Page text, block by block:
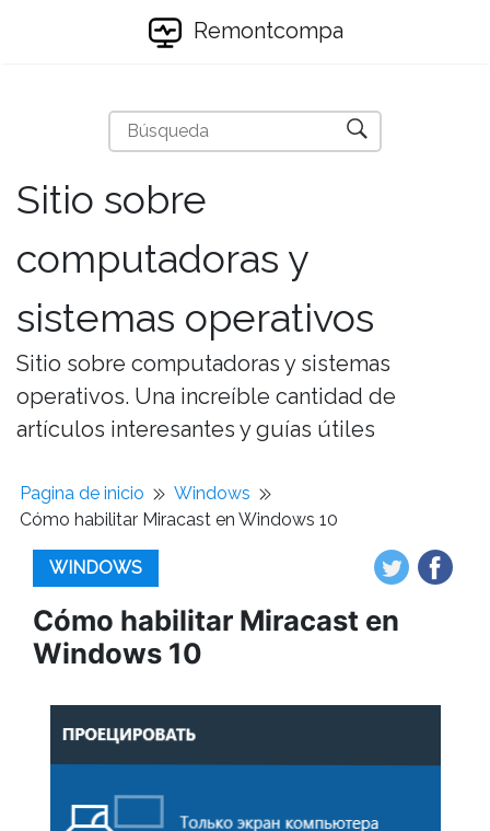
Remontcompa
Sitio sobre
computadoras y
sistemas operativos
Sitio sobre computadoras y sistemas
operativos. Una increíble cantidad de
artículos interesantes y guías útiles
Pagina de inicio
Windows
Cómo habilitar Miracast en Windows 10
WINDOWS
Cómo habilitar Miracast en
Windows 10